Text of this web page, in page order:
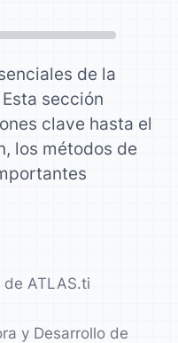
de la
sección
clave hasta el
los métodos de
ATLAS.ti
y Desarrollo de